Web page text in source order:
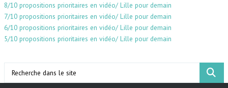
8/10 propositions prioritaires en vidéo/ Lille pour demain
7/10 propositions prioritaires en vidéo/ Lille pour demain
6/10 propositions prioritaires en vidéo/ Lille pour demain
5/10 propositions prioritaires en vidéo/ Lille pour demain